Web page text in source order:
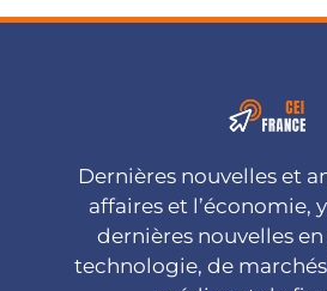
Dernières nouvelles et
affaires et l’économie,
dernières nouvelles
technologie, de